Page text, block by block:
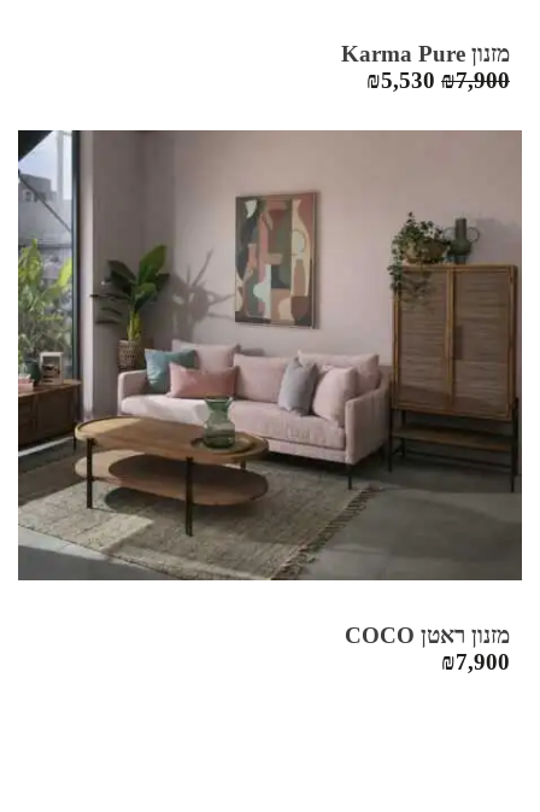
מזנון Karma Pure
₪7,900
המחיר
היה:
₪5,530
הוא:
מזנון ראטן COCO
₪7,900